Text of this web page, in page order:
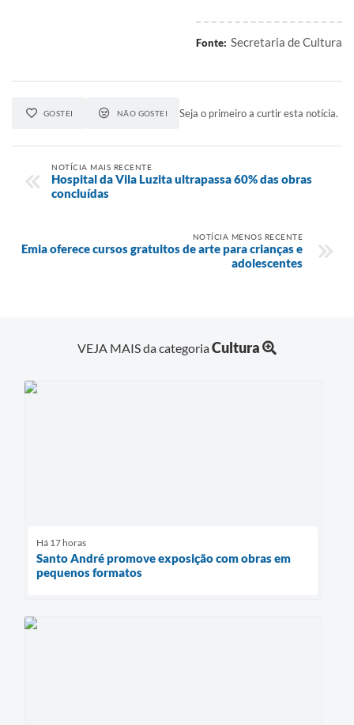
Fonte: Secretaria de Cultura
GOSTEI NÃO GOSTEI Seja o primeiro a curtir esta notícia.
NOTÍCIA MAIS RECENTE
Hospital da Vila Luzita ultrapassa 60% das obras
concluídas
NOTÍCIA MENOS RECENTE
Emia oferece cursos gratuitos de arte para crianças e
adolescentes
VEJA MAIS da categoriaCultura
Há 17 horas
Santo André promove exposição com obras em
pequenos formatos